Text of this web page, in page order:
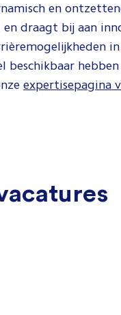
en
draagt bij aan
in
beschikbaar
expertisepagina